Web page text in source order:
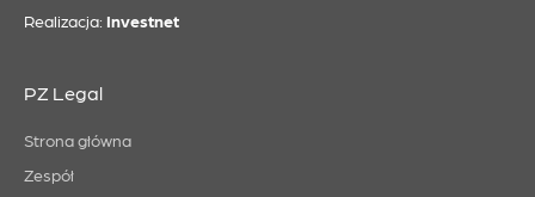
Realizacja: Investnet
PZ Legal
Strona główna
Zespół